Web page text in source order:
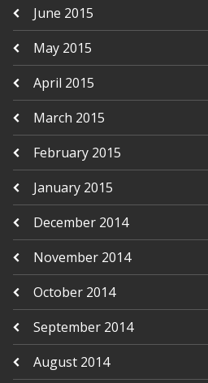
June 2015
May 2015
April 2015
March 2015
February 2015
January 2015
December 2014
November 2014
October 2014
September 2014
August 2014